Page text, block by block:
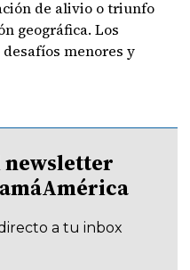
de alivio o triunfo
geográfica. Los
menores y
newsletter
a tu inbox